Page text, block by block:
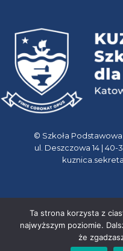
© Szkoła
ul. Deszczowa 14 | 40-
Ta strona korzysta z
najwyższym poziomie.
że